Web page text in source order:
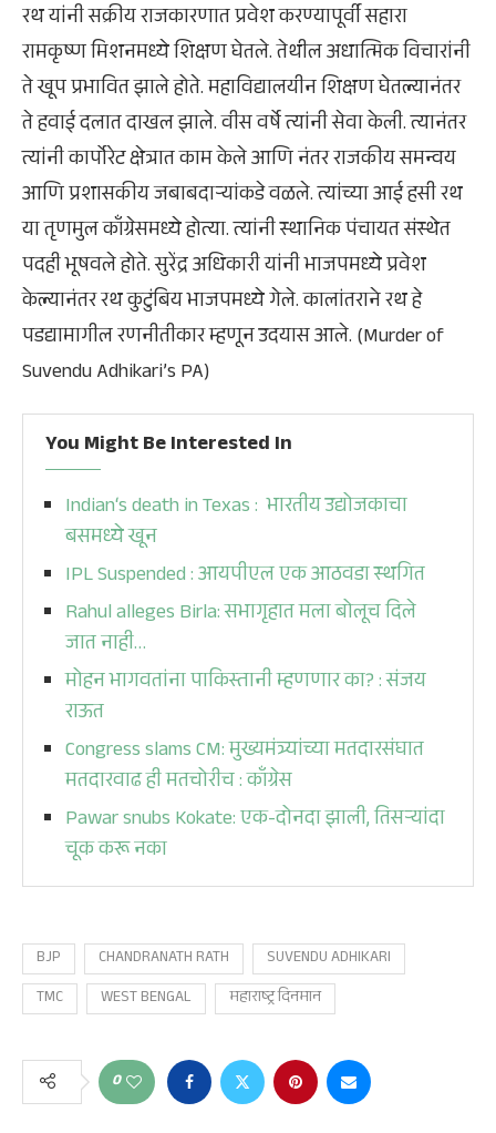
रथ यांनी सक्रीय राजकारणात प्रवेश करण्यापूर्वी सहारा
रामकृष्ण मिशनमध्ये शिक्षण घेतले. तेथील अधात्मिक विचारांनी
ते खूप प्रभावित झाले होते. महाविद्यालयीन शिक्षण घेतल्यानंतर
ते हवाई दलात दाखल झाले. वीस वर्षे त्यांनी सेवा केली. त्यानंतर
त्यांनी कार्पोरेट क्षेत्रात काम केले आणि नंतर राजकीय समन्वय
आणि प्रशासकीय जबाबदाऱ्यांकडे वळले. त्यांच्या आई हसी रथ
या तृणमुल काँग्रेसमध्ये होत्या. त्यांनी स्थानिक पंचायत संस्थेत
पदही भूषवले होते. सुरेंद्र अधिकारी यांनी भाजपमध्ये प्रवेश
केल्यानंतर रथ कुटुंबिय भाजपमध्ये गेले. कालांतराने रथ हे
पडद्यामागील रणनीतीकार म्हणून उदयास आले. (Murder of
Suvendu Adhikari’s PA)
You Might Be Interested In
Indian‘s death in Texas : भारतीय उद्योजकाचा
बसमध्ये खून
IPL Suspended : आयपीएल एक आठवडा स्थगित
Rahul alleges Birla: सभागृहात मला बोलूच दिले
जात नाही…
मोहन भागवतांना पाकिस्तानी म्हणणार का? : संजय
राऊत
Congress slams CM: मुख्यमंत्र्यांच्या मतदारसंघात
मतदारवाढ ही मतचोरीच : काँग्रेस
Pawar snubs Kokate: एक-दोनदा झाली, तिसऱ्यांदा
चूक करू नका
BJP CHANDRANATH RATH
SUVENDU ADHIKARI
TMC
WEST BENGAL महाराष्ट्र दिनमान
0